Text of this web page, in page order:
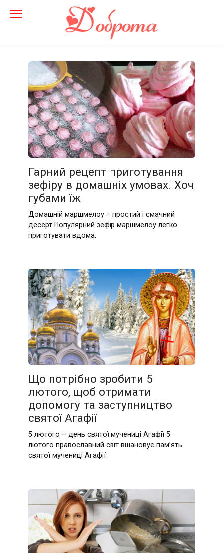
Гарний рецепт приготування
зефіру в домашніх умовах. Хоч
губами їж
Домашній маршмелоу – простий і смачний
десерт Популярний зефір маршмелоу легко
приготувати вдома.
Що потрібно зробити 5
лютого, щоб отримати
допомогу та заступництво
святої Агафії
5 лютого – день святої мучениці Агафії 5
лютого православний світ вшановує пам’ять
святої мучениці Агафії